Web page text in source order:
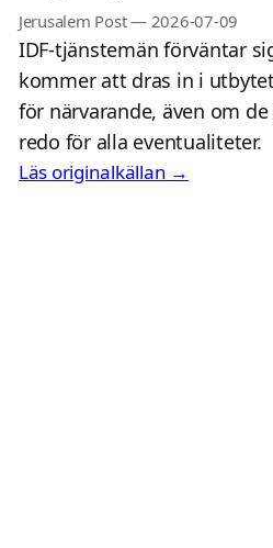
Jerusalem Post— 2026-07-09
IDF-tjänstemän förväntar
kommer att dras in i
för närvarande, även om
redo för alla eventualiteter.
Läs originalkällan →